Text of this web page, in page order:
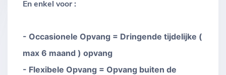
En enkel voor :
- Occasionele Opvang = Dringende tijdelijke (
max 6 maand ) opvang
- Flexibele Opvang = Opvang buiten de